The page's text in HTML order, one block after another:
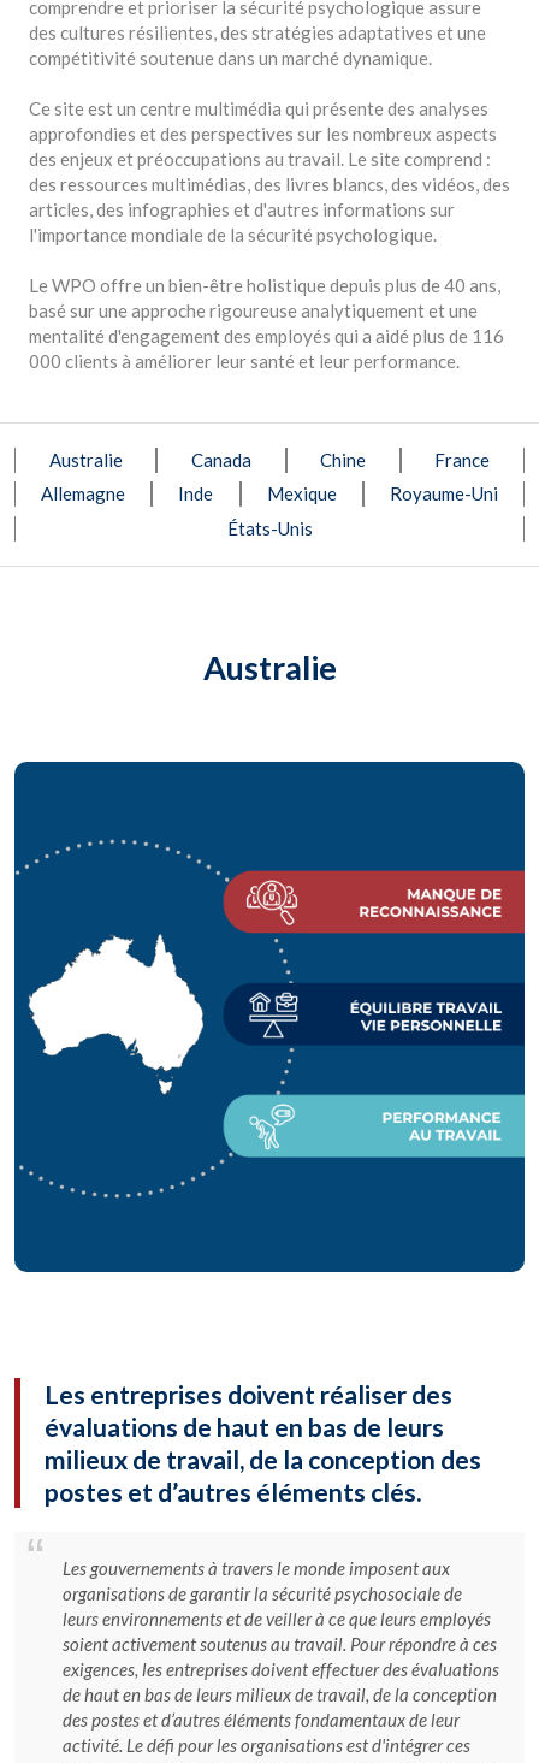
comprendre et prioriser la sécurité psychologique assure
des cultures résilientes, des stratégies adaptatives et une
compétitivité soutenue dans un marché dynamique.
Ce site est un centre multimédia qui présente des analyses
approfondies et des perspectives sur les nombreux aspects
des enjeux et préoccupations au travail. Le site comprend :
des ressources multimédias, des livres blancs, des vidéos, des
articles, des infographies et d'autres informations sur
l'importance mondiale de la sécurité psychologique.
Le WPO offre un bien-être holistique depuis plus de 40 ans,
basé sur une approche rigoureuse analytiquement et une
mentalité d'engagement des employés qui a aidé plus de 116
000 clients à améliorer leur santé et leur performance.
Australie Canada Chine
France
Allemagne
Inde Mexique
Royaume-Uni
États-Unis
Australie
Les entreprises doivent réaliser des
évaluations de haut en bas de leurs
milieux de travail, de la conception des
postes et d’autres éléments clés.
Les gouvernements à travers le monde imposent aux
organisations de garantir la sécurité psychosociale de
leurs environnements et de veiller à ce que leurs employés
soient activement soutenus au travail. Pour répondre à ces
exigences, les entreprises doivent effectuer des évaluations
de haut en bas de leurs milieux de travail, de la conception
des postes et d’autres éléments fondamentaux de leur
activité. Le défi pour les organisations est d'intégrer ces